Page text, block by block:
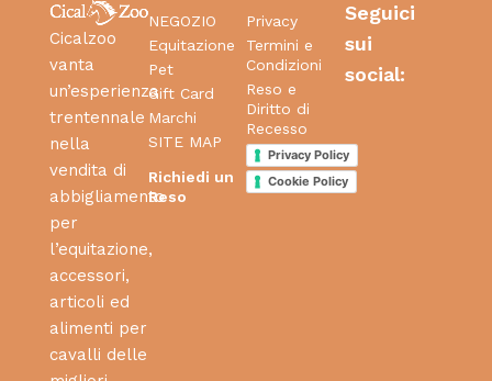
Cicalzoo
vanta
un’esperienza
trentennale
nella
vendita di
abbigliamento
per
l’equitazione,
accessori,
articoli ed
alimenti per
cavalli delle
NEGOZIO
Equitazione
Pet
Gift Card
Marchi
SITE MAP
Richiedi un
Reso
Privacy
Termini e
Condizioni
Reso e
Diritto di
Recesso
Privacy Policy
Cookie Policy
Seguici
sui
social: